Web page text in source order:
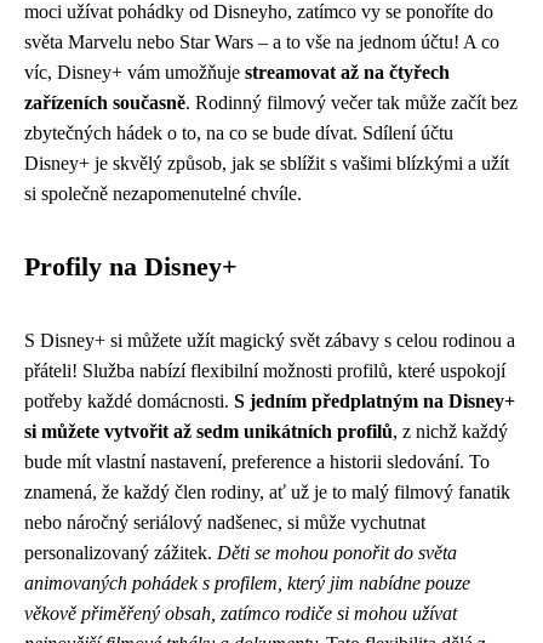
moci užívat pohádky od Disneyho, zatímco vy se ponoříte do
světa Marvelu nebo Star Wars – a to vše na jednom účtu! A co
víc, Disney+ vám umožňuje streamovat až na čtyřech
zařízeních současně. Rodinný filmový večer tak může začít bez
zbytečných hádek o to, na co se bude dívat. Sdílení účtu
Disney+ je skvělý způsob, jak se sblížit s vašimi blízkými a užít
si společně nezapomenutelné chvíle.
Profily na Disney+
S Disney+ si můžete užít magický svět zábavy s celou rodinou a
přáteli! Služba nabízí flexibilní možnosti profilů, které uspokojí
potřeby každé domácnosti. S jedním předplatným na Disney+
si můžete vytvořit až sedm unikátních profilů, z nichž každý
bude mít vlastní nastavení, preference a historii sledování. To
znamená, že každý člen rodiny, ať už je to malý filmový fanatik
nebo náročný seriálový nadšenec, si může vychutnat
personalizovaný zážitek. Děti se mohou ponořit do světa
animovaných pohádek s profilem, který jim nabídne pouze
věkově přiměřený obsah, zatímco rodiče si mohou užívat